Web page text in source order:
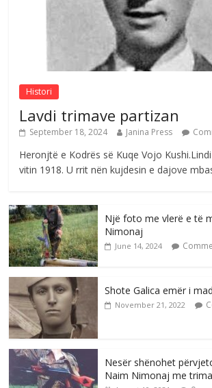
Postim me vlera nga
Mimoza Gjoni
August 6, 2026
Histori
Lavdi trimave partizan
September 18, 2024 Janina Press
Heronjtë e Kodrës së Kuqe Vojo
vitin 1918. U rrit nën kujdesin e dajove
Një foto me vlerë e të
Nimonaj
June 14, 2024
Shote Galica emër i
November 21, 2022
Nesër shënohet
Naim Nimonaj me